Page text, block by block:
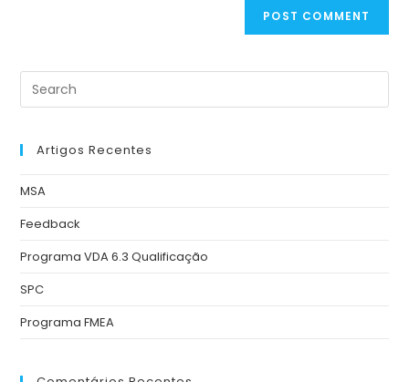
Artigos Recentes
MSA
Feedback
Programa VDA 6.3 Qualificação
SPC
Programa FMEA